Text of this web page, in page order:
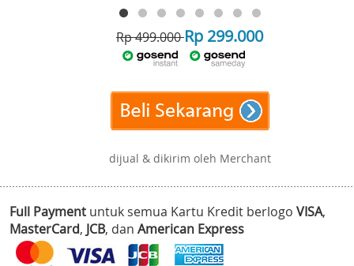
Rp 499.000Rp 299.000
dijual & dikirim oleh Merchant
Full Payment untuk semua Kartu Kredit berlogo VISA,
MasterCard, JCB, dan American Express